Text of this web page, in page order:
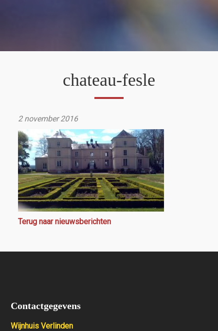
chateau-fesle
2 november 2016
Terug naar nieuwsberichten
Contactgegevens
Wijnhuis Verlinden